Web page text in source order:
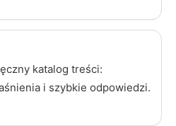
katalog treści:
i szybkie odpowiedzi.